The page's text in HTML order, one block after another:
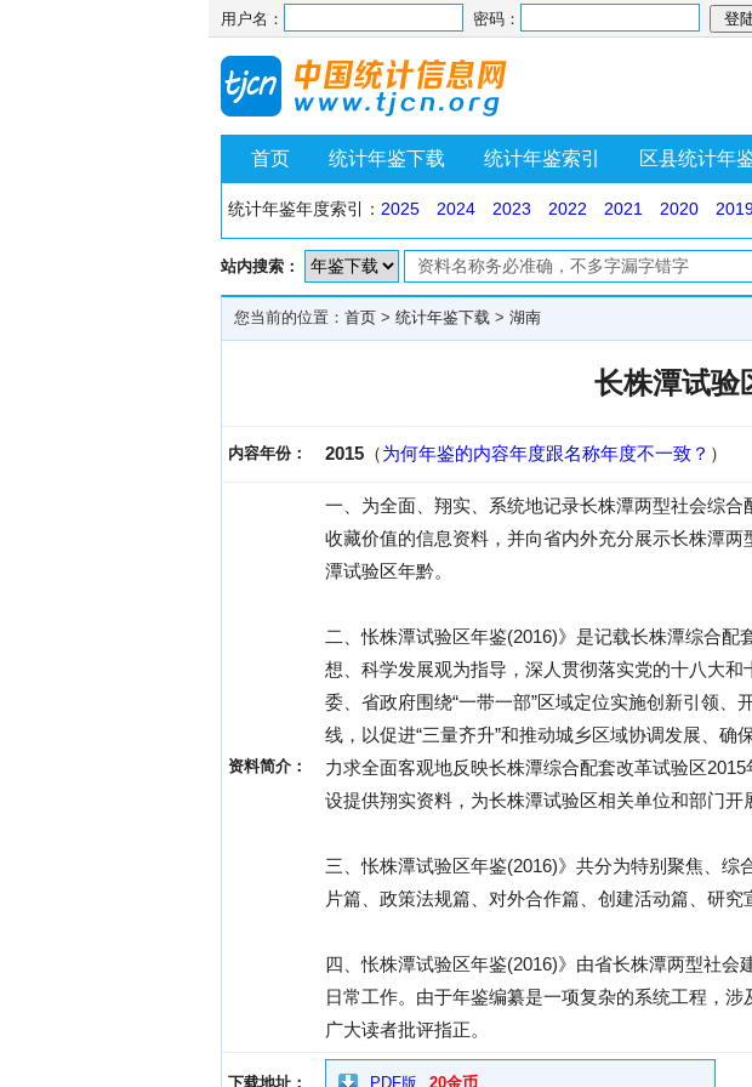
用户名： 密码：
首页 统计年鉴下载 统计年鉴索引 区县统计年
统计年鉴年度索引： 2025 2024 2023 2022 2021 2020
站内搜索：
您当前的位置： 首页 > 统计年鉴下载 > 湖南
长株潭试验
内容年份： 2015 （为何年鉴的内容年度跟名称年度不一致？ ）
资料简介：
一、为全面、翔实、系统地记录长株潭两型社会综
收藏价值的信息资料，并向省内外充分展示长株潭
潭试验区年黔。
二、怅株潭试验区年鉴(2016)》是记载长株潭综合配
想、科学发展观为指导，深人贯彻落实党的十八大
委、省政府围绕“一带一部”区域定位实施创新引领、
线，以促进“三量齐升”和推动城乡区域协调发展、
力求全面客观地反映长株潭综合配套改革试验区
设提供翔实资料，为长株潭试验区相关单位和部门
三、怅株潭试验区年鉴(2016)》共分为特别聚焦、
片篇、政策法规篇、对外合作篇、创建活动篇、研究
四、怅株潭试验区年鉴(2016)》由省长株潭两型社
日常工作。由于年鉴编纂是一项复杂的系统工程，
广大读者批评指正。
下载地址： PDF版 20金币